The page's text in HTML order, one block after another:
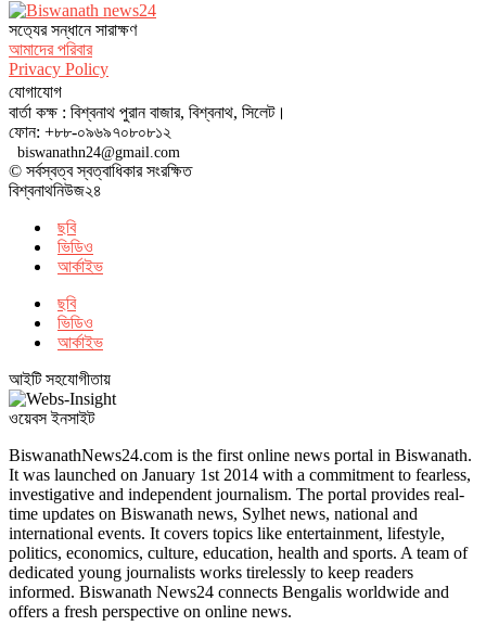
সত‌্যের সন্ধানে সারাক্ষণ
আমাদের পরিবার
Privacy Policy
যোগাযোগ
বার্তা কক্ষ : বিশ্বনাথ পুরান বাজার, বিশ্বনাথ, সিলেট।
ফোন: +৮৮-০৯৬৯৭০৮০৮১২
biswanathn24@gmail.com
© সর্বস্বত্ব স্বত্বাধিকার সংরক্ষিত
বিশ্বনাথনিউজ২৪
ছবি
ভিডিও
আর্কাইভ
ছবি
ভিডিও
আর্কাইভ
আইটি সহযোগীতায়
ওয়েবস ইনসাইট
BiswanathNews24.com is the first online news portal in Biswanath.
It was launched on January 1st 2014 with a commitment to fearless,
investigative and independent journalism. The portal provides real-
time updates on Biswanath news, Sylhet news, national and
international events. It covers topics like entertainment, lifestyle,
politics, economics, culture, education, health and sports. A team of
dedicated young journalists works tirelessly to keep readers
informed. Biswanath News24 connects Bengalis worldwide and
offers a fresh perspective on online news.